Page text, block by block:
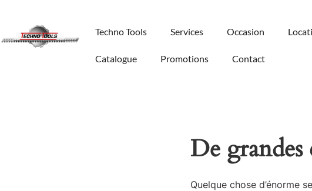
Techno Tools Services Occasion
Catalogue Promotions Contact
De grandes
Quelque chose d’énorme